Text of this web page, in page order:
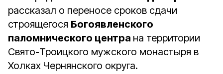
рассказал о переносе сроков сдачи
строящегося Богоявленского
паломнического центра на территории
Свято-Троицкого мужского монастыря в
Холках Чернянского округа.